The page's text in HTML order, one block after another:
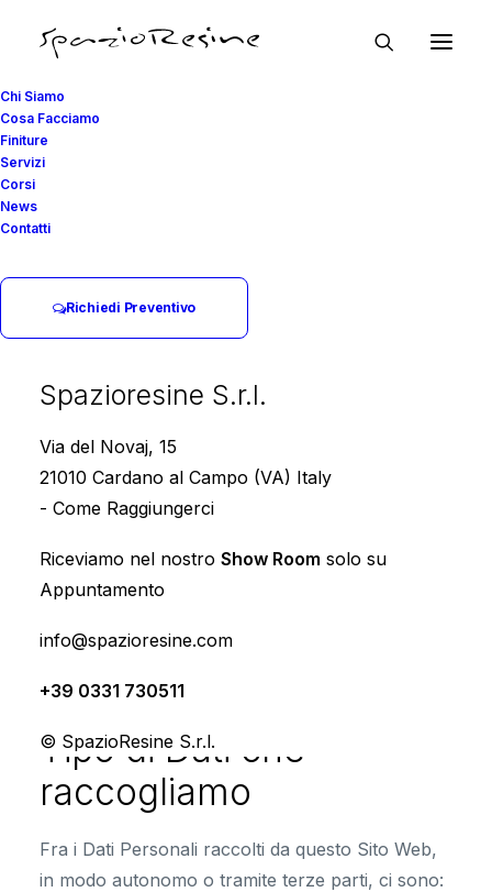
Chi Siamo
Cosa Facciamo
Finiture
Servizi
Corsi
News
Contatti
Richiedi Preventivo
Spazioresine S.r.l.
Via del Novaj, 15
21010 Cardano al Campo (VA) Italy
- Come Raggiungerci
Riceviamo nel nostro Show Room solo su
Appuntamento
info@spazioresine.com
+39 0331 730511
© SpazioResine S.r.l.
Privacy Policy di
www.spazioresine.com
Benvenuto nella privacy policy di
www.spazioresine.com. Questa policy ti aiuterà a
comprendere quali dati raccogliamo, perché li
Titolare del Trattamento
dei Dati
Spazioresine S.r.l.
Cardano al Campo (VA), Italy
Indirizzo email del Titolare:
privacy@spazioresine.com
Tipo di Dati che
raccogliamo
Fra i Dati Personali raccolti da questo Sito Web,
in modo autonomo o tramite terze parti, ci sono: